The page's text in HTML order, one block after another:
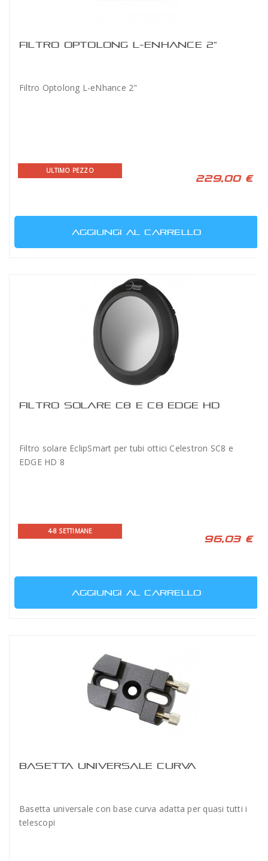
FILTRO OPTOLONG L-ENHANCE 2"
Filtro Optolong L-eNhance 2"
ULTIMO PEZZO
229,00 €
AGGIUNGI AL CARRELLO
FILTRO SOLARE C8 E C8 EDGE HD
Filtro solare EclipSmart per tubi ottici Celestron SC8 e
EDGE HD 8
4-8 SETTIMANE
96,03 €
AGGIUNGI AL CARRELLO
BASETTA UNIVERSALE CURVA
Basetta universale con base curva adatta per quasi tutti i
telescopi